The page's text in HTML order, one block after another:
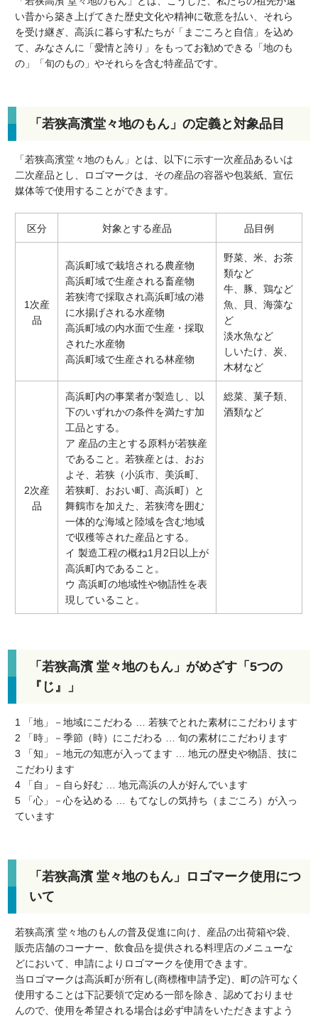
い昔から築き上げてきた歴史文化や精神に敬意を払い、それら
を受け継ぎ、高浜に暮らす私たちが「まごころと自信」を込め
て、みなさんに「愛情と誇り」をもってお勧めできる「地のも
の」「旬のもの」やそれらを含む特産品です。
「若狭高濱堂々地のもん」の定義と対象品目
「若狭高濱堂々地のもん」とは、以下に示す一次産品あるいは
二次産品とし、ロゴマークは、その産品の容器や包装紙、宣伝
媒体等で使用することができます。
区分 対象とする産品 品目例
1次産
品
高浜町域で栽培される農産物
高浜町域で生産される畜産物
若狭湾で採取され高浜町域の港
に水揚げされる水産物
高浜町域の内水面で生産・採取
された水産物
高浜町域で生産される林産物
野菜、米、お茶
類など
牛、豚、鶏など
魚、貝、海藻な
ど
淡水魚など
しいたけ、炭、
木材など
2次産
品
高浜町内の事業者が製造し、以
下のいずれかの条件を満たす加
工品とする。
ア 産品の主とする原料が若狭産
であること。若狭産とは、おお
よそ、若狭（小浜市、美浜町、
若狭町、おおい町、高浜町）と
舞鶴市を加えた、若狭湾を囲む
一体的な海域と陸域を含む地域
で収穫等された産品とする。
イ 製造工程の概ね1月2日 以上が
高浜町内であること。
ウ 高浜町の地域性や物語性を表
現していること。
総菜、菓子類、
酒類など
「若狭高濱 堂々地のもん」がめざす「5つの
『じ』」
1 「地」－地域にこだわる … 若狭でとれた素材にこだわります
2 「時」－季節（時）にこだわる … 旬の素材にこだわります
3 「知」－地元の知恵が入ってます … 地元の歴史や物語、技に
こだわります
4 「自」－自ら好む … 地元高浜の人が好んでいます
5 「心」－心を込める … もてなしの気持ち（まごころ）が入っ
ています
「若狭高濱 堂々地のもん」ロゴマーク使用につ
いて
若狭高濱 堂々地のもんの普及促進に向け、産品の出荷箱や袋、
販売店舗のコーナー、飲食品を提供される料理店のメニューな
どにおいて、申請によりロゴマークを使用できます。
当ロゴマークは高浜町が所有し(商標権申請予定)、町の許可なく
使用することは下記要領で定める一部を除き、認めておりませ
んので、使用を希望される場合は必ず申請をいただきますよう